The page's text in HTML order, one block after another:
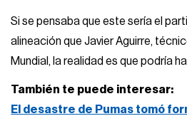
Si se pensaba que este sería el
alineación que Javier Aguirre,
Mundial, la realidad es que podría
También te puede interesar:
El desastre de Pumas tomó